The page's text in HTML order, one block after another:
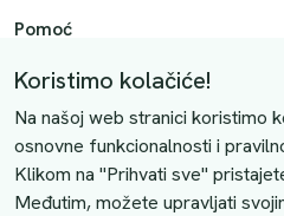
Pomoć
Način plaćanja
Dostava
Povrati i otkazivanje
Uslovi kupovine
Koristimo kolačiće!
Na našoj web stranici koristimo
osnovne funkcionalnosti i
Klikom na "Prihvati sve"
Međutim, možete upravljati